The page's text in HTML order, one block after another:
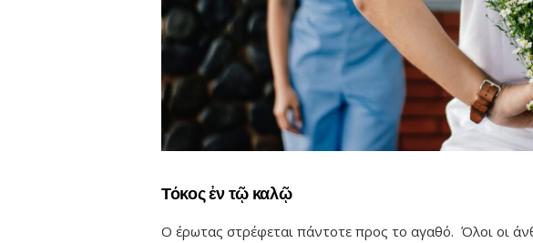
Τόκος ἐν τῷ καλῷ
Ο έρωτας στρέφεται πάντοτε προς το αγαθό. Όλοι οι